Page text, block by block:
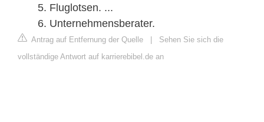
Fluglotsen. ...
Unternehmensberater.
Antrag auf Entfernung der Quelle | Sehen Sie sich die
vollständige Antwort auf karrierebibel.de an